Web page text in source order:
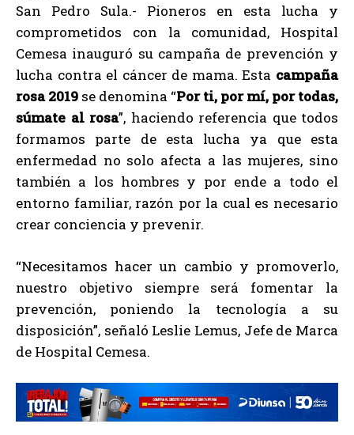
San Pedro Sula.- Pioneros en esta lucha y
comprometidos con la comunidad, Hospital
Cemesa inauguró su campaña de prevención y
lucha contra el cáncer de mama. Esta campaña
rosa 2019 se denomina “Por ti, por mí, por todas,
súmate al rosa”, haciendo referencia que todos
formamos parte de esta lucha ya que esta
enfermedad no solo afecta a las mujeres, sino
también a los hombres y por ende a todo el
entorno familiar, razón por la cual es necesario
crear conciencia y prevenir.
“Necesitamos hacer un cambio y promoverlo,
nuestro objetivo siempre será fomentar la
prevención, poniendo la tecnología a su
disposición”, señaló Leslie Lemus, Jefe de Marca
de Hospital Cemesa.